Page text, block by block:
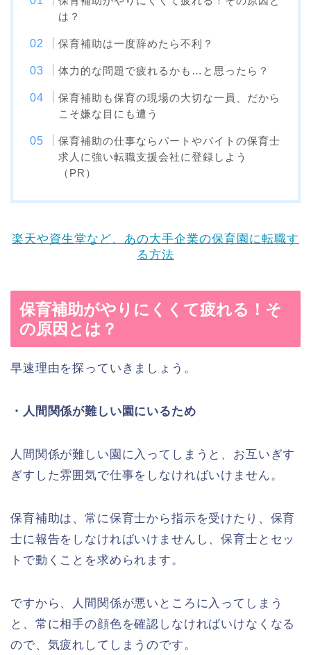
は？
保育補助は一度辞めたら不利？
体力的な問題で疲れるかも…と思ったら？
保育補助も保育の現場の大切な一員、だから
こそ嫌な目にも遭う
保育補助の仕事ならパートやバイトの保育士
求人に強い転職支援会社に登録しよう
（PR）
楽天や資生堂など、あの大手企業の保育園に転職す
る方法
保育補助がやりにくくて疲れる！そ
の原因とは？
早速理由を探っていきましょう。
・人間関係が難しい園にいるため
人間関係が難しい園に入ってしまうと、お互いぎす
ぎすした雰囲気で仕事をしなければいけません。
保育補助は、常に保育士から指示を受けたり、保育
士に報告をしなければいけませんし、保育士とセッ
トで動くことを求められます。
ですから、人間関係が悪いところに入ってしまう
と、常に相手の顔色を確認しなければいけなくなる
ので、気疲れしてしまうのです。